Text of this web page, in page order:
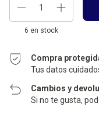
6 en stock
Compra
Tus datos
Cambios y
Si no te gusta,